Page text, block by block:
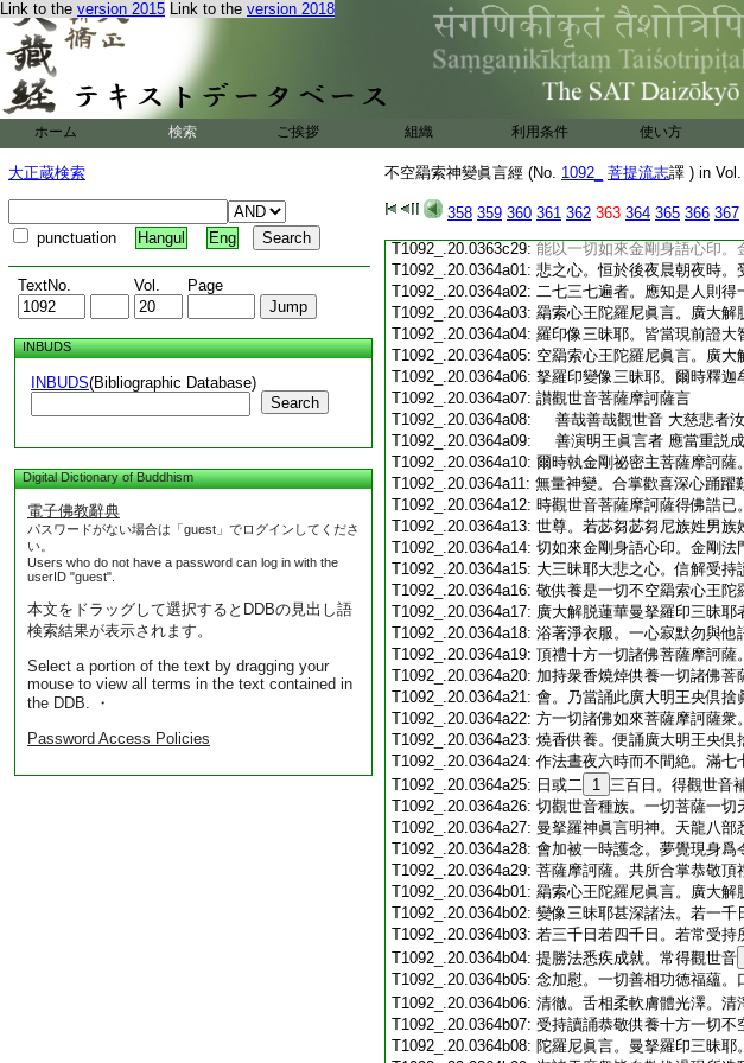
Link to the version 2015 Link to the version 2018
ホーム 検索 ご挨拶 組織 利用条件 使い方
大正蔵検索
punctuation Hangul Eng
TextNo. Vol. Page
INBUDS
INBUDS(Bibliographic Database)
Search
Digital Dictionary of Buddhism
電子佛教辭典
パスワードがない場合は「guest」でログインしてくださ
い。
Users who do not have a password can log in with the
userID "guest".
本文をドラッグして選択するとDDBの見出し語
検索結果が表示されます。
Select a portion of the text by dragging your
mouse to view all terms in the text contained in
the DDB. ・
Password Access Policies
不空羂索神變眞言經 (No. 1092_ 菩提流志譯 ) in
358 359 360 361 362 363 364 365 366 367
T1092_.20.0363c18:覺。倶虚空中一時顯現。讃觀
T1092_.20.0363c19: 薩言。善哉善哉觀世音。汝能
T1092_.20.0363c20:廣大明王央倶捨眞言三昧耶門
T1092_.20.0363c21:
昧威力。攝是一切菩薩摩訶薩
敬頂禮。一切不空羂索心王
T1092_.20.0363c23:大解脱蓮華曼拏羅印三昧耶。
T1092_.20.0363c24:密章句。一切諸佛菩薩摩訶薩
T1092_.20.0363c25:切諸天形像。一切曼拏羅印三
T1092_.20.0363c26:
空中一時顯現。當斯會上廣大
T1092_.20.0363c27: 廣大明王央倶捨眞言。與於今
T1092_.20.0363c29: 能以一切如來金剛身語心印。
T1092_.20.0364a01: 悲之心。恒於後夜晨朝夜時。
T1092_.20.0364a02: 二七三七遍者。應知是人則得
T1092_.20.0364a03: 羂索心王陀羅尼眞言。廣大解
T1092_.20.0364a04: 羅印像三昧耶。皆當現前證大
T1092_.20.0364a05: 空羂索心王陀羅尼眞言。廣大
T1092_.20.0364a06: 拏羅印變像三昧耶。爾時釋迦
T1092_.20.0364a07: 讃觀世音菩薩摩訶薩言
T1092_.20.0364a08:
善哉善哉觀世音 大慈悲者
T1092_.20.0364a09:
善演明王眞言者 應當重説
T1092_.20.0364a10: 爾時執金剛祕密主菩薩摩訶薩
T1092_.20.0364a11: 無量神變。合掌歡喜深心踊躍
T1092_.20.0364a12: 時觀世音菩薩摩訶薩得佛誥已
T1092_.20.0364a13: 世尊。若苾芻苾芻尼族姓男族
T1092_.20.0364a14: 切如來金剛身語心印。金剛法
T1092_.20.0364a15: 大三昧耶大悲之心。信解受持
T1092_.20.0364a16: 敬供養是一切不空羂索心王陀
T1092_.20.0364a17: 廣大解脱蓮華曼拏羅印三昧耶
T1092_.20.0364a18: 浴著淨衣服。一心寂默勿與他
T1092_.20.0364a19: 頂禮十方一切諸佛菩薩摩訶薩
T1092_.20.0364a20: 加持衆香燒焯供養一切諸佛菩
T1092_.20.0364a21: 會。乃當誦此廣大明王央倶捨
T1092_.20.0364a22: 方一切諸佛如來菩薩摩訶薩衆
T1092_.20.0364a23: 燒香供養。便誦廣大明王央倶
T1092_.20.0364a24: 作法晝夜六時而不間絶。滿七
T1092_.20.0364a25: 日或二 1 三百日。得觀世音
T1092_.20.0364a26: 切觀世音種族。一切菩薩一切
T1092_.20.0364a27: 曼拏羅神眞言明神。天龍八部
T1092_.20.0364a28: 會加被一時護念。夢覺現身爲
T1092_.20.0364a29: 菩薩摩訶薩。共所合掌恭敬頂
T1092_.20.0364b01: 羂索心王陀羅尼眞言。廣大解
T1092_.20.0364b02: 變像三昧耶甚深諸法。若一千
T1092_.20.0364b03: 若三千日若四千日。若常受持
T1092_.20.0364b04: 提勝法悉疾成就。常得觀世音
T1092_.20.0364b05: 念加慰。一切善相功徳福蘊。
T1092_.20.0364b06: 清徹。舌相柔軟膚體光澤。清
T1092_.20.0364b07: 受持讀誦恭敬供養十方一切不
T1092_.20.0364b08: 陀羅尼眞言。曼拏羅印三昧耶